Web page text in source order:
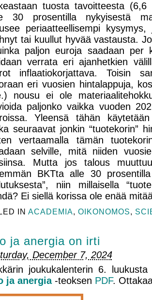
tuosta tavoitteesta
30 prosentilla nykyisestä
periaatteellisempi
tai kuullut hyvää vastausta.
paljon euroja saadaan per
verrata eri ajanhetkien
inflaatiokorjattava. Toisin
eri vuosien hintalappuja,
nousu ei ole
paljonko vaikka vuoden
Yleensä tähän
seuraavat jonkin “tuotekorin”
vertaamalla tämän
selville, mitä niiden
Mutta jos talous
BKTta alle 30
niin millaisella
Ei siellä korissa ole enää
IN ACADEMIA, OIKONOMOS,
ja anergia on irti
December 7, 2024
joukukalenterin 6.
ja anergia-teoksen PDF.